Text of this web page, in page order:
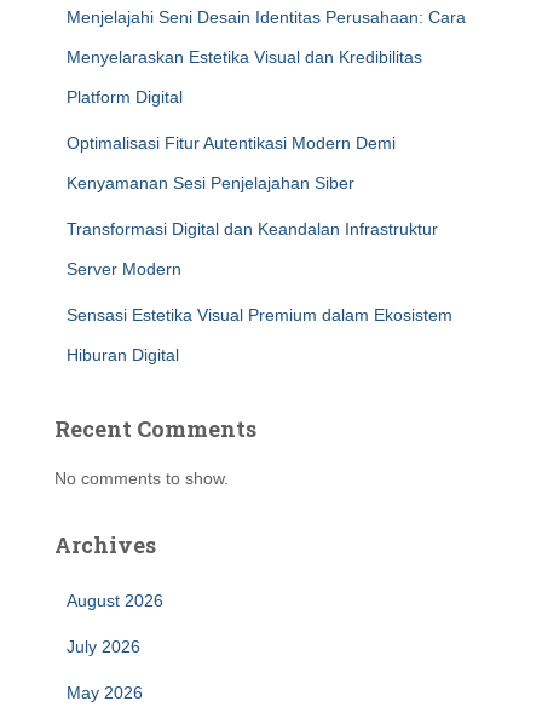
Menjelajahi Seni Desain Identitas Perusahaan: Cara
Menyelaraskan Estetika Visual dan Kredibilitas
Platform Digital
Optimalisasi Fitur Autentikasi Modern Demi
Kenyamanan Sesi Penjelajahan Siber
Transformasi Digital dan Keandalan Infrastruktur
Server Modern
Sensasi Estetika Visual Premium dalam Ekosistem
Hiburan Digital
Recent Comments
No comments to show.
Archives
August 2026
July 2026
May 2026